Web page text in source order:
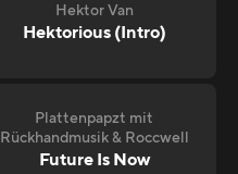
Hektor Van
Hektorious (Intro)
Plattenpapzt mit
Rückhandmusik & Roccwell
Future Is Now